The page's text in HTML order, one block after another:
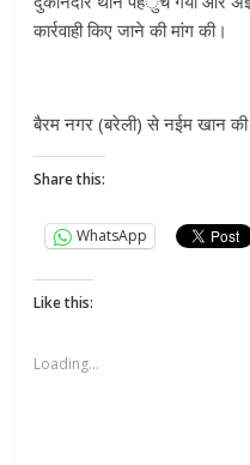
कार्रवाही किए जाने की मांग की।
बैरम नगर (बरेली) से नईम खान की
Share this:
WhatsApp
Like this:
Loading...